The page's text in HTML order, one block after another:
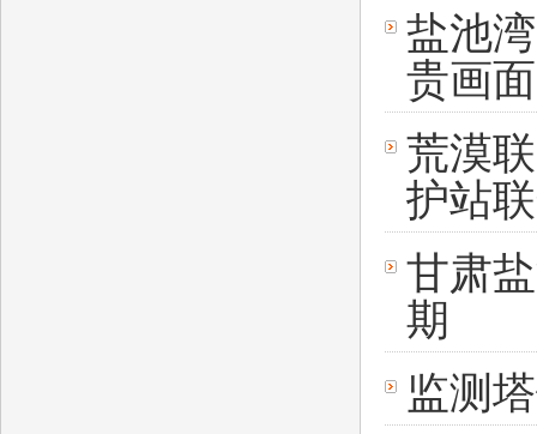
盐池
贵画面
荒漠
护站
甘肃
期
监测